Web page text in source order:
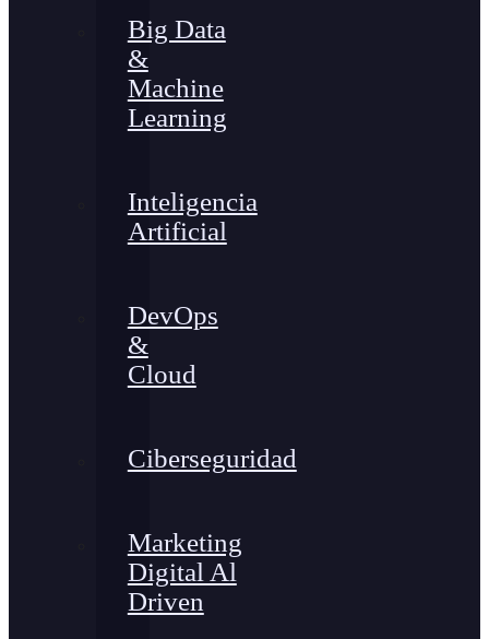
Big Data
&
Machine
Learning
Inteligencia
Artificial
DevOps
&
Cloud
Ciberseguridad
Marketing
Digital Al
Driven